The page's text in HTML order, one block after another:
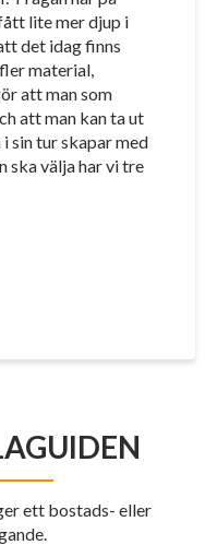
lite mer djup i
det idag finns
material,
att man som
att man kan ta ut
sin tur skapar med
ska välja har vi tre
ett bostads- eller